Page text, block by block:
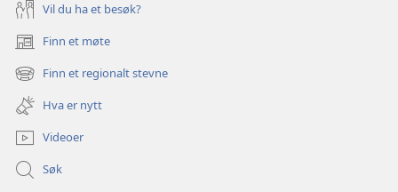
Vil du ha et besøk?
Finn et møte
(åpner
nytt
vindu)
Finn et regionalt stevne
(åpner
nytt
vindu)
Hva er nytt
Videoer
Søk